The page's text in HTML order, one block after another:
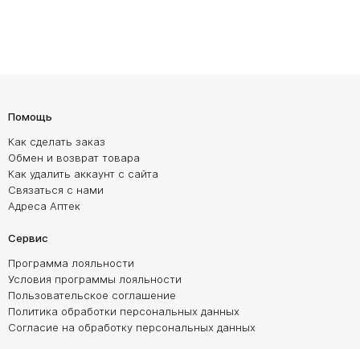
Помощь
Как сделать заказ
Обмен и возврат товара
Как удалить аккаунт с сайта
Связаться с нами
Адреса Аптек
Сервис
Программа лояльности
Условия программы лояльности
Пользовательское соглашение
Политика обработки персональных данных
Согласие на обработку персональных данных